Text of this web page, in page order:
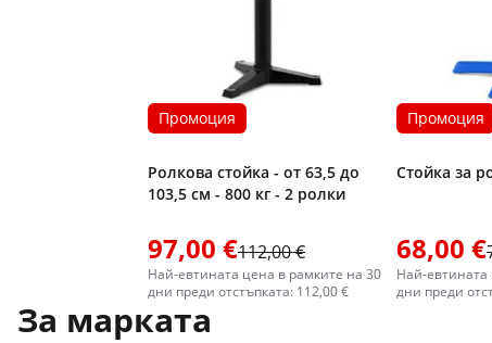
Промоция
Ролкова стойка - от 63,5 до
103,5 см - 800 кг - 2 ролки
97,00 €112,00 €
Най-евтината цена в рамките на 30
дни преди отстъпката: 112,00 €
Промоция
Стойка за
68,00 €
Най-евтината
дни преди
За марката